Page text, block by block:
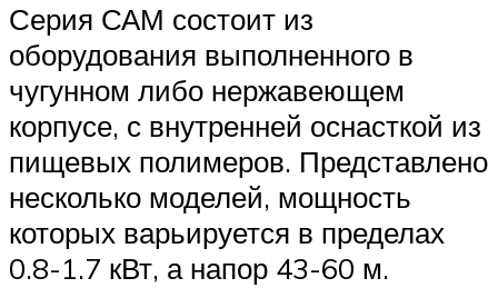
Серия САМ состоит из
оборудования выполненного в
чугунном либо нержавеющем
корпусе, с внутренней оснасткой из
пищевых полимеров. Представлено
несколько моделей, мощность
которых варьируется в пределах
0.8-1.7 кВт, а напор 43-60 м.